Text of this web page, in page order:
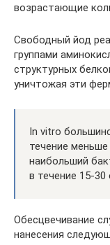
возрастающие
Свободный йод
группами
структурных
уничтожая эти
In vitro
течение
наибольший
в течение 15-30
Обесцвечивание
нанесения